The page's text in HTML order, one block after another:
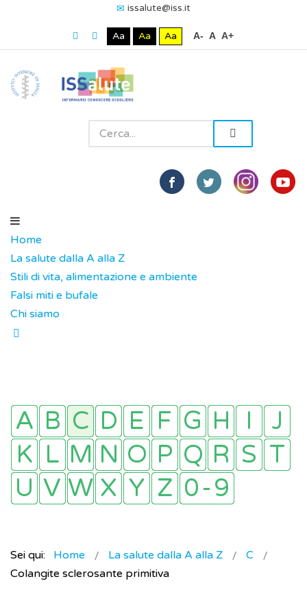
issalute@iss.it
Aa Aa Aa A- A A+
Home
La salute dalla A alla Z
Stili di vita, alimentazione e ambiente
Falsi miti e bufale
Chi siamo
Sei qui: Home La salute dalla A alla Z
C
Colangite sclerosante primitiva